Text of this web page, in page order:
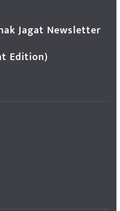
Jagat Newsletter
Edition)